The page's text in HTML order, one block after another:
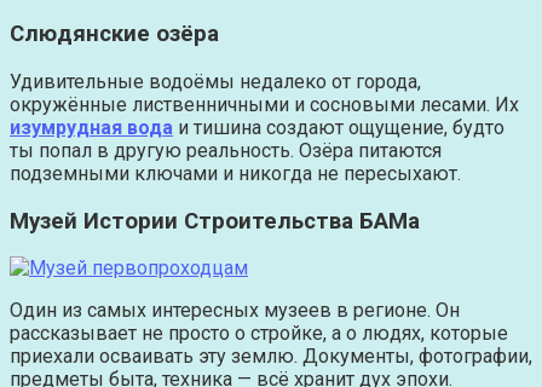
Слюдянские озёра
Удивительные водоёмы недалеко от города,
окружённые лиственничными и сосновыми лесами. Их
изумрудная вода и тишина создают ощущение, будто
ты попал в другую реальность. Озёра питаются
подземными ключами и никогда не пересыхают.
Музей Истории Строительства БАМа
Один из самых интересных музеев в регионе. Он
рассказывает не просто о стройке, а о людях, которые
приехали осваивать эту землю. Документы, фотографии,
предметы быта, техника — всё хранит дух эпохи.